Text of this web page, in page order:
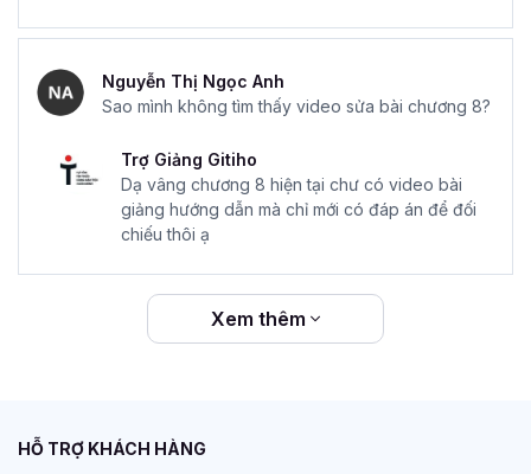
Nguyễn Thị Ngọc Anh
Sao mình không tìm thấy video sửa bài chương 8?
Trợ Giảng Gitiho
Dạ vâng chương 8 hiện tại chư có video bài
giảng hướng dẫn mà chỉ mới có đáp án để đối
chiếu thôi ạ
Xem thêm
HỖ TRỢ KHÁCH HÀNG